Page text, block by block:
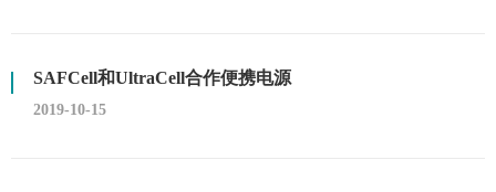
SAFCell和UltraCell合作便携电源
2019-10-15